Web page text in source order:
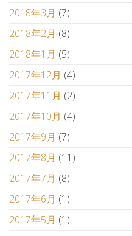
2018年3月 (7)
2018年2月 (8)
2018年1月 (5)
2017年12月 (4)
2017年11月 (2)
2017年10月 (4)
2017年9月 (7)
2017年8月 (11)
2017年7月 (8)
2017年6月 (1)
2017年5月 (1)